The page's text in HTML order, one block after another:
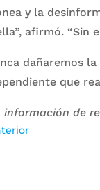
y la
afirmó. “Sin
dañaremos
que
información de